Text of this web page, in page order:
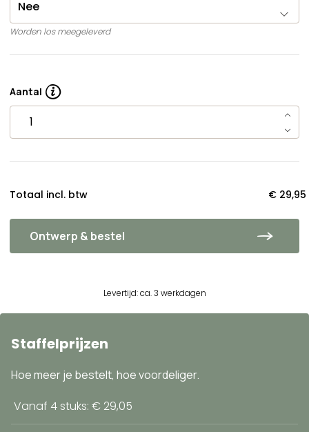
Ontwerp & bestel
Worden los meegeleverd
Aantal
Totaal incl. btw € 29,95
Levertijd: ca. 3 werkdagen
Staffelprijzen
Hoe meer je bestelt, hoe voordeliger.
Vanaf 4 stuks: € 29,05